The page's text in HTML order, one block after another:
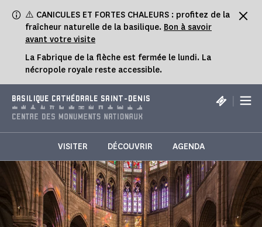
⚠️ CANICULES ET FORTES CHALEURS : profitez de la
fraîcheur naturelle de la basilique. Bon à savoir
avant votre visite
La Fabrique de la flèche est fermée le lundi. La
nécropole royale reste accessible.
BASILIQUE CATHÉDRALE SAINT-DENIS |
VISITER DÉCOUVRIR AGENDA